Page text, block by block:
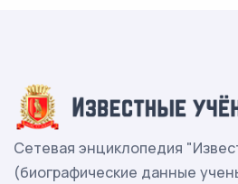
Сетевая энциклопедия
(биографические данные